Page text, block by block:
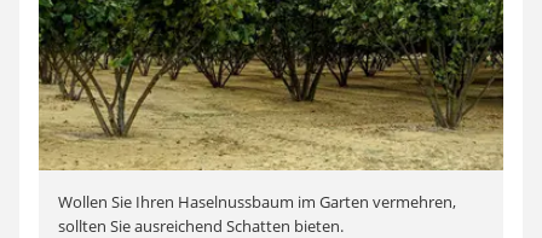
Wollen Sie Ihren Haselnussbaum im Garten vermehren,
sollten Sie ausreichend Schatten bieten.